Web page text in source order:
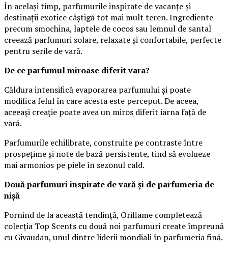
În același timp, parfumurile inspirate de vacanțe și
destinații exotice câștigă tot mai mult teren. Ingrediente
precum smochina, laptele de cocos sau lemnul de santal
creează parfumuri solare, relaxate și confortabile, perfecte
pentru serile de vară.
De ce parfumul miroase diferit vara?
Căldura intensifică evaporarea parfumului și poate
modifica felul în care acesta este perceput. De aceea,
aceeași creație poate avea un miros diferit iarna față de
vară.
Parfumurile echilibrate, construite pe contraste între
prospețime și note de bază persistente, tind să evolueze
mai armonios pe piele în sezonul cald.
Două parfumuri inspirate de vară și de parfumeria de
nișă
Pornind de la această tendință, Oriflame completează
colecția Top Scents cu două noi parfumuri create împreună
cu Givaudan, unul dintre liderii mondiali în parfumeria fină.